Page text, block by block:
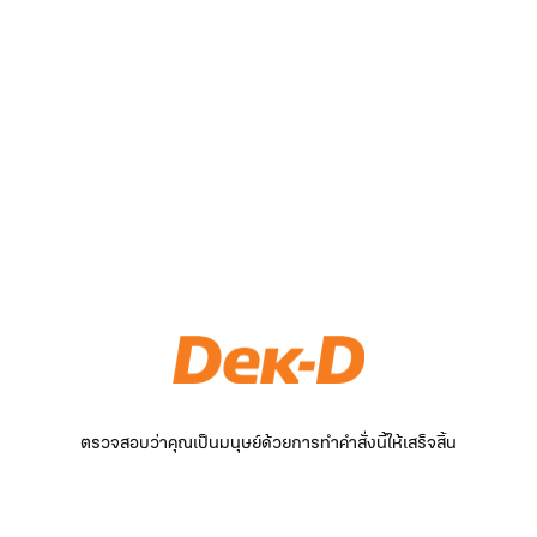
ตรวจสอบว่าคุณเป็นมนุษย์ด้วยการทำคำสั่งนี้ให้เสร็จสิ้น